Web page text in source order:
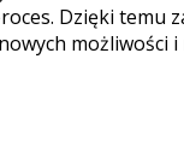
Dzięki temu
możliwości